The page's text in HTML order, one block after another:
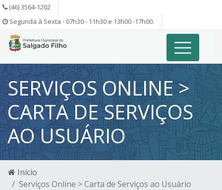
(46) 3564-1202
Segunda à Sexta - 07h30 - 11h30 e 13h00 -17h00.
SERVIÇOS ONLINE >
CARTA DE SERVIÇOS
AO USUÁRIO
Início
Serviços Online > Carta de Serviços ao Usuário